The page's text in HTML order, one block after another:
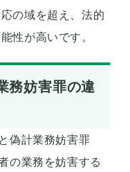
の域を超え、法的
性が高いです。
務妨害罪の違
偽計業務妨害罪
の業務を妨害する